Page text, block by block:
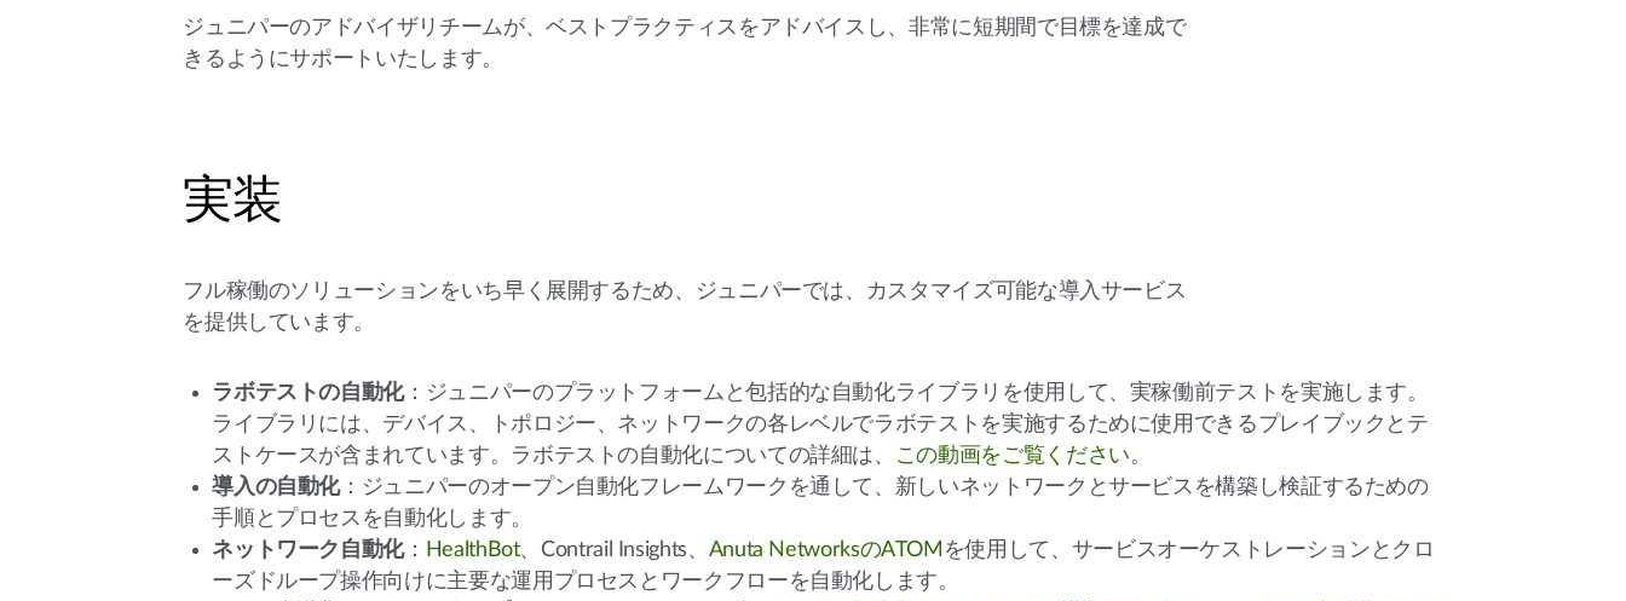
ジュニパーのアドバイザリチームが、ベストプラクティスをアドバイスし、非常に短期間で目標を達成で
きるようにサポートいたします。
実装
フル稼働のソリューションをいち早く展開するため、ジュニパーでは、カスタマイズ可能な導入サービス
を提供しています。
ラボテストの自動化：ジュニパーのプラットフォームと包括的な自動化ライブラリを使用して、実稼働前テストを実施します。
ライブラリには、デバイス、トポロジー、ネットワークの各レベルでラボテストを実施するために使用できるプレイブックとテ
ストケースが含まれています。ラボテストの自動化についての詳細は、
この動画をご覧ください。
導入の自動化：ジュニパーのオープン自動化フレームワークを通して、新しいネットワークとサービスを構築し検証するための
手順とプロセスを自動化します。
ネットワーク自動化： HealthBot、Contrail Insights、 Anuta NetworksのATOM を使用して、サービスオーケストレーションとクロ
ーズドループ操作向けに主要な運用プロセスとワークフローを自動化します。